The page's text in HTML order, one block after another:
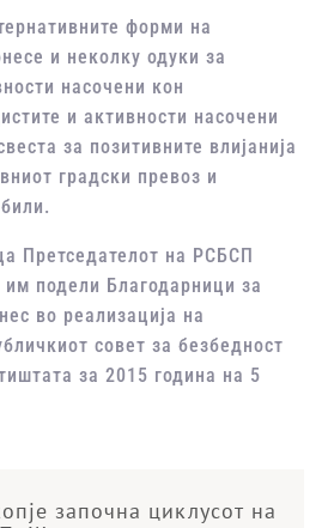
форми на
и неколку одуки за
насочени кон
и активности насочени
за позитивните влијанија
градски превоз и
Претседателот на РСБСП
подели Благодарници за
во реализација на
совет за безбедност
за 2015 година на 5
започна циклусот на